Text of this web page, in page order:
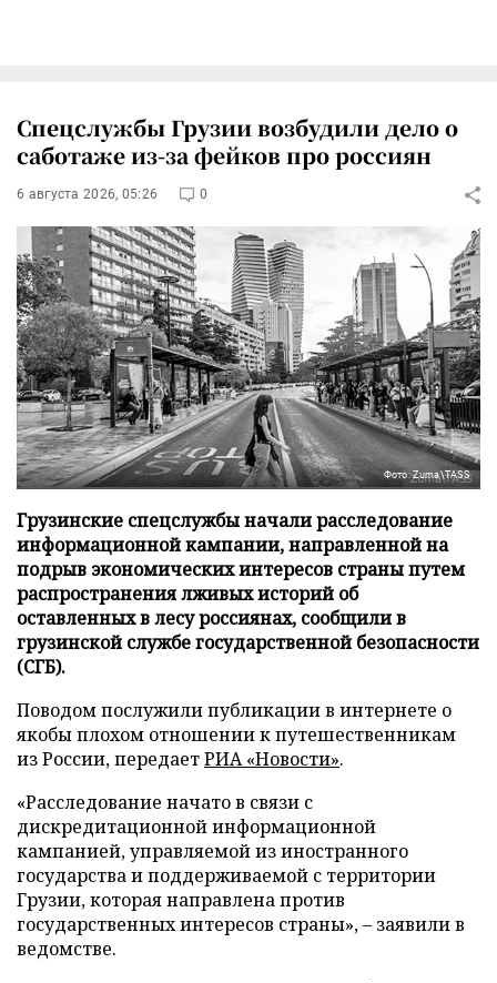
Спецслужбы Грузии возбудили дело о
саботаже из-за фейков про россиян
6 августа 2026, 05:26 0
Фото: Zuma\TASS
Грузинские спецслужбы начали расследование
информационной кампании, направленной на
подрыв экономических интересов страны путем
распространения лживых историй об
оставленных в лесу россиянах, сообщили в
грузинской службе государственной безопасности
(СГБ).
Поводом послужили публикации в интернете о
якобы плохом отношении к путешественникам
из России, передаетРИА «Новости».
«Расследование начато в связи с
дискредитационной информационной
кампанией, управляемой из иностранного
государства и поддерживаемой с территории
Грузии, которая направлена против
государственных интересов страны», – заявили в
ведомстве.